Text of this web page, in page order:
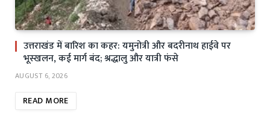
उत्तराखंड में बारिश का कहर: यमुनोत्री और बदरीनाथ हाईवे पर
भूस्खलन, कई मार्ग बंद; श्रद्धालु और यात्री फंसे
AUGUST 6, 2026
READ MORE